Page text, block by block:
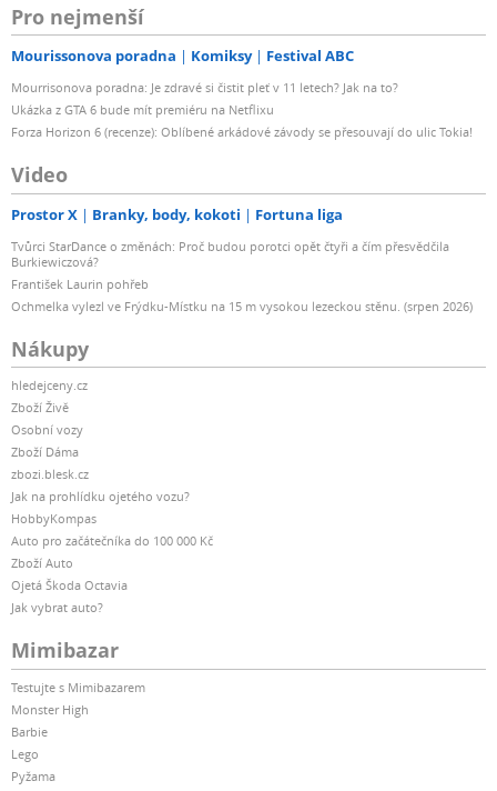
Pro nejmenší
Mourissonova poradna Komiksy Festival ABC
Mourrisonova poradna: Je zdravé si čistit pleť v 11 letech? Jak na to?
Ukázka z GTA 6 bude mít premiéru na Netflixu
Forza Horizon 6 (recenze): Oblíbené arkádové závody se přesouvají do ulic Tokia!
Video
Prostor X Branky, body, kokoti Fortuna liga
Tvůrci StarDance o změnách: Proč budou porotci opět čtyři a čím přesvědčila
Burkiewiczová?
František Laurin pohřeb
Ochmelka vylezl ve Frýdku-Místku na 15 m vysokou lezeckou stěnu. (srpen 2026)
Nákupy
hledejceny.cz
Zboží Živě
Osobní vozy
Zboží Dáma
zbozi.blesk.cz
Jak na prohlídku ojetého vozu?
HobbyKompas
Auto pro začátečníka do 100 000 Kč
Zboží Auto
Ojetá Škoda Octavia
Jak vybrat auto?
Mimibazar
Testujte s Mimibazarem
Monster High
Barbie
Lego
Pyžama